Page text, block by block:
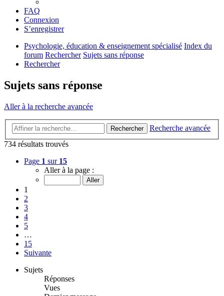
FAQ
Connexion
S’enregistrer
Psychologie, éducation & enseignement spécialisé Index du
forum Rechercher Sujets sans réponse
Rechercher
Sujets sans réponse
Aller à la recherche avancée
Rechercher
Recherche avancée
734 résultats trouvés
Page 1 sur 15
Aller à la page :
1
2
3
4
5
…
15
Suivante
Sujets
Réponses
Vues